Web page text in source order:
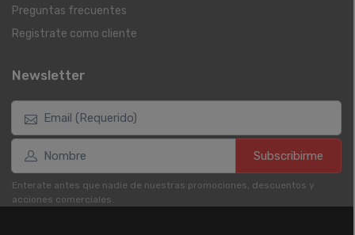
Preguntas frecuentes
Registrate como cliente
Newsletter
Subscribirme
Enterate antes que nadie de nuestras promociones, descuentos y
acciones comerciales.